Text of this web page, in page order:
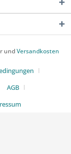
undVersandkosten
AGB